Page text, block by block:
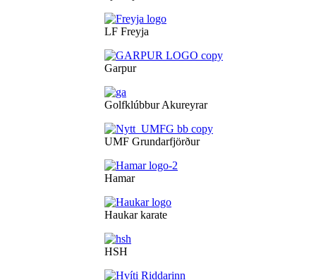
LF Freyja
Garpur
Golfklúbbur Akureyrar
UMF Grundarfjörður
Hamar
Haukar karate
HSH